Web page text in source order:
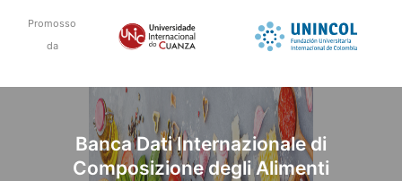
Formazione
Notizie
Promosso
da
Banca Dati Internazionale di
Composizione degli Alimenti